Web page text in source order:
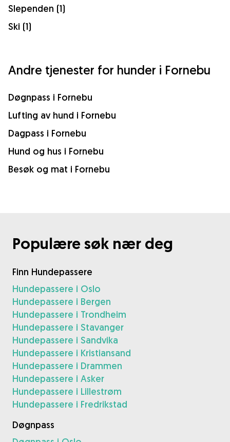
Slependen (1)
Ski (1)
Andre tjenester for hunder i Fornebu
Døgnpass i Fornebu
Lufting av hund i Fornebu
Dagpass i Fornebu
Hund og hus i Fornebu
Besøk og mat i Fornebu
Populære søk nær deg
Finn Hundepassere
Hundepassere i Oslo
Hundepassere i Bergen
Hundepassere i Trondheim
Hundepassere i Stavanger
Hundepassere i Sandvika
Hundepassere i Kristiansand
Hundepassere i Drammen
Hundepassere i Asker
Hundepassere i Lillestrøm
Hundepassere i Fredrikstad
Døgnpass